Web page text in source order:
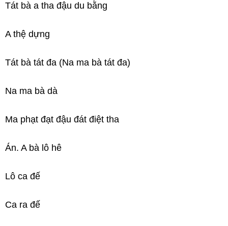
Tát bà a tha đậu du bằng
A thệ dựng
Tát bà tát đa (Na ma bà tát đa)
Na ma bà dà
Ma phạt đạt đậu đát điệt tha
Án. A bà lô hê
Lô ca đế
Ca ra đế